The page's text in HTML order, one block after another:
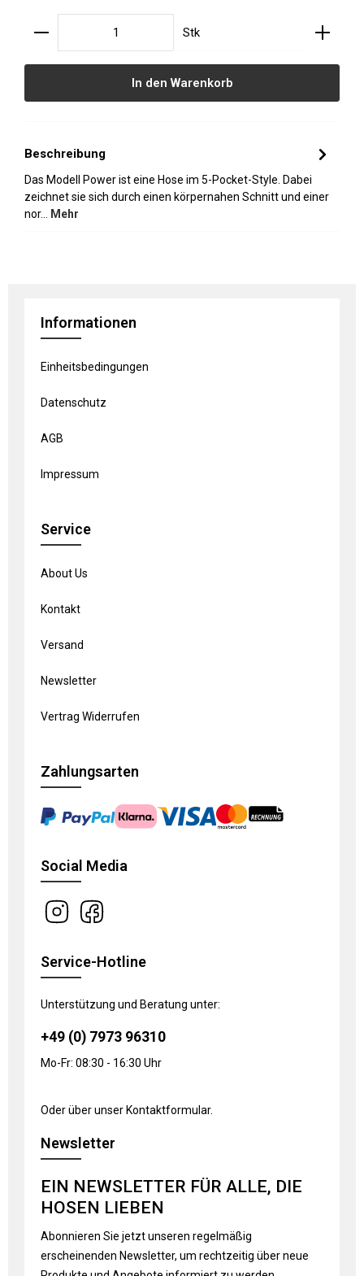
Produkt Anzahl: Gib den gewünschten Wert ein
Stk
In den Warenkorb
Beschreibung
Das Modell Power ist eine Hose im 5-Pocket-Style. Dabei
zeichnet sie sich durch einen körpernahen Schnitt und einer
nor…
Mehr
Informationen
Einheitsbedingungen
Datenschutz
AGB
Impressum
Service
About Us
Kontakt
Versand
Newsletter
Vertrag Widerrufen
Zahlungsarten
Social Media
Service-Hotline
Unterstützung und Beratung unter:
+49 (0) 7973 96310
Mo-Fr: 08:30 - 16:30 Uhr
Oder über unser Kontaktformular.
Newsletter
EIN NEWSLETTER FÜR ALLE, DIE
HOSEN LIEBEN
Abonnieren Sie jetzt unseren regelmäßig
erscheinenden Newsletter, um rechtzeitig über neue